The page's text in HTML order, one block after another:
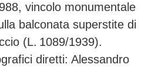
vincolo monumentale
balconata superstite di
(L. 1089/1939).
diretti: Alessandro